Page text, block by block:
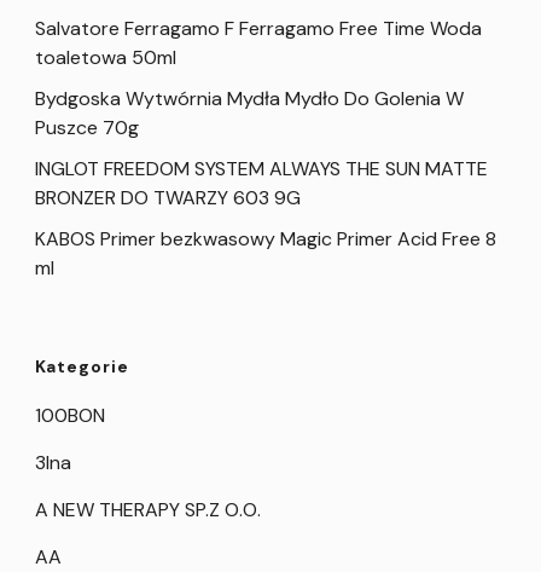
Salvatore Ferragamo F Ferragamo Free Time Woda
toaletowa 50ml
Bydgoska Wytwórnia Mydła Mydło Do Golenia W
Puszce 70g
INGLOT FREEDOM SYSTEM ALWAYS THE SUN MATTE
BRONZER DO TWARZY 603 9G
KABOS Primer bezkwasowy Magic Primer Acid Free 8
ml
Kategorie
100BON
3Ina
A NEW THERAPY SP.Z O.O.
AA